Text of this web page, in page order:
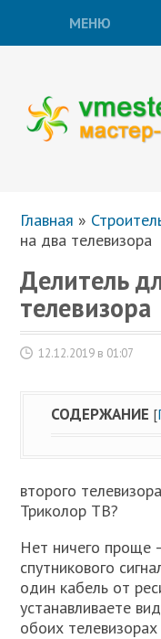
МЕНЮ
Главная »
на два телевизора
Делитель
телевизора
12.12.2019 в 01:07
СОДЕРЖАНИЕ [
второго
Триколор ТВ?
Нет ничего проще
спутникового
один кабель от
устанавливаете
обоих